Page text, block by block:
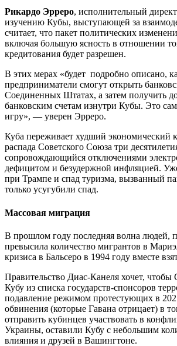
Рикардо Эрреро, исполнительный
изучению Кубы, выступающей за
считает, что пакет политических
включая большую ясность в отношении
кредитования будет разрешен.
В этих мерах «будет подробно описано,
предприниматели смогут открыть
Соединенных Штатах, а затем получить
банковским счетам изнутри Кубы. Это
игру», — уверен Эрреро.
Куба переживает худший экономический
распада Советского Союза три
сопровождающийся отключениями
дефицитом и безудержной инфляцией.
при Трампе и спад туризма, вызванный
только усугубили спад.
Массовая миграция
В прошлом году последняя волна людей,
превысила количество мигрантов в
кризиса в Бальсеро в 1994 году вместе
Правительство Диас-Канеля хочет,
Кубу из списка государств-спонсоров
подавление режимом протестующих в
обвинения (которые Гавана отрицает) в
отправить кубинцев участвовать в
Украины, оставили Кубу с небольшим
влияния и друзей в Вашингтоне.